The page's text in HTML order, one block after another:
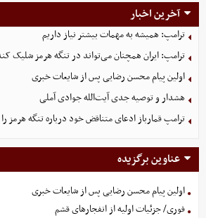
آخرین اخبار
ترامپ: همیشه به مهمات بیشتر نیاز داریم
ترامپ: ایران همچنان می‌تواند در تنگه هرمز شلیک
اولین پیام محسن رضایی پس از شایعات خبری
هشدار و توصیه جدی آیت‌الله جوادی آملی
ترامپ قمارباز ادعای متناقض خود درباره تنگه هرمز را
عناوین برگزیده
اولین پیام محسن رضایی پس از شایعات خبری
فوری/ جزئیات اولیه از انفجارهای قشم